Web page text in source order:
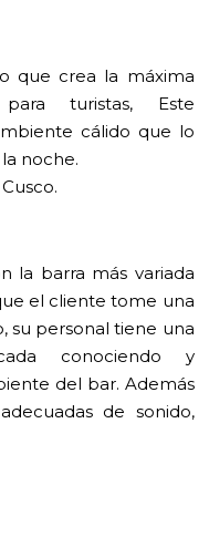
que crea la máxima
para turistas, Este
cálido que lo
noche.
la barra más variada
el cliente tome una
su personal tiene una
conociendo y
del bar. Además
de sonido,